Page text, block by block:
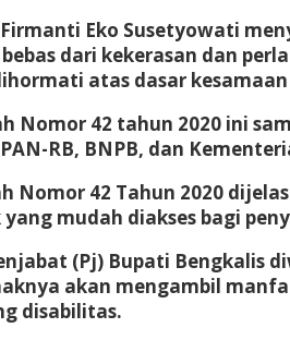
Eko Susetyowati
dari kekerasan dan
atas dasar
Nomor 42 tahun 2020 ini
RB, BNPB, dan
Nomor 42 Tahun 2020
mudah diakses bagi
(Pj) Bupati Bengkalis
akan mengambil
disabilitas.